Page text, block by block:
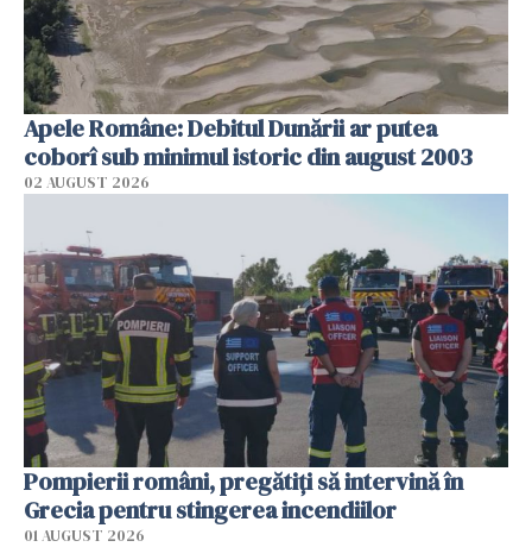
Apele Române: Debitul Dunării ar putea
coborî sub minimul istoric din august 2003
02 AUGUST 2026
Pompierii români, pregătiţi să intervină în
Grecia pentru stingerea incendiilor
01 AUGUST 2026